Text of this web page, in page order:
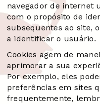
navegador de internet
com o propósito de
subsequentes ao site,
a identificar o usuário.
Cookies agem de
aprimorar a sua
Por exemplo, eles
preferências em sites
frequentemente,